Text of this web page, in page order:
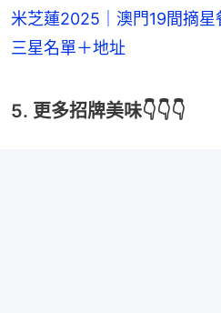
米芝蓮2025｜澳門19間摘星
三星名單＋地址
5. 更多招牌美味👇👇👇